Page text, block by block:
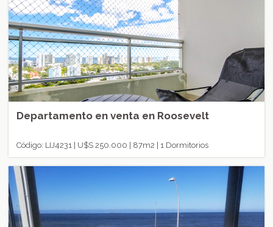
Departamento en venta en Roosevelt
Código: LIJ4231 | U$S 250.000 | 87m2 | 1 Dormitorios